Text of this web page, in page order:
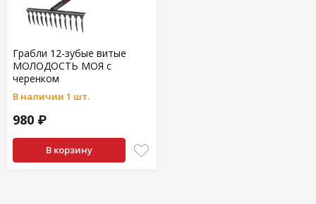
Грабли 12-зубые витые
МОЛОДОСТЬ МОЯ с
черенком
В наличии 1 шт.
980 ₽
В корзину